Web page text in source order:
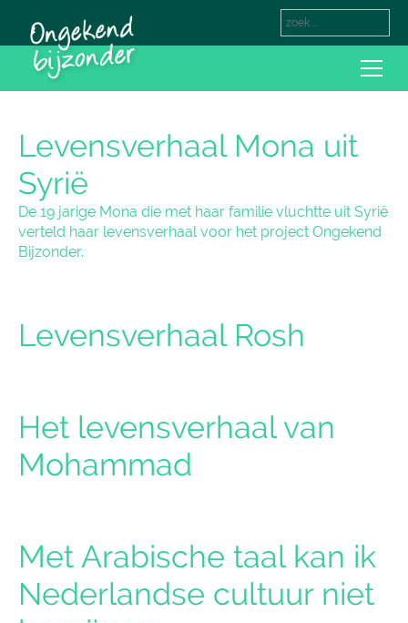
Levensverhaal Mona uit
Syrië
De 19 jarige Mona die met haar familie vluchtte uit Syrië
verteld haar levensverhaal voor het project Ongekend
Bijzonder.
Levensverhaal Rosh
Het levensverhaal van
Mohammad
Met Arabische taal kan ik
Nederlandse cultuur niet